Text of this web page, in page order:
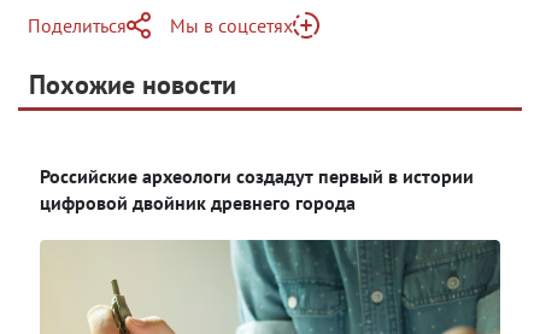
Поделиться
Telegram
Одноклассники
Мы в соцсетях
Яндекс Дзен
Похожие новости
Российские археологи создадут первый в истории
цифровой двойник древнего города